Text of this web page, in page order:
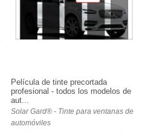
Película de tinte precortada
profesional - todos los modelos de
aut...
Solar Gard® - Tinte para ventanas de
automóviles